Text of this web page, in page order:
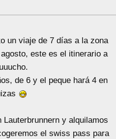
un viaje de 7 días a la zona
este es el itinerario a
de 6 y el peque hará 4 en
Lauterbrunnern y alquilamos
el swiss pass para